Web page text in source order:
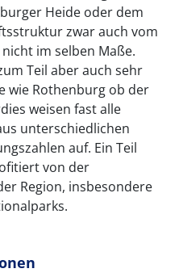
Heide oder dem
zwar auch vom
im selben Maße.
Teil aber auch sehr
wie Rothenburg ob der
weisen fast alle
unterschiedlichen
auf. Ein Teil
von der
Region, insbesondere